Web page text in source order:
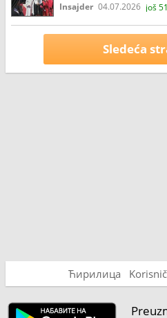
Insajder 04.07.2026 još
Sledeća
Ћирилица